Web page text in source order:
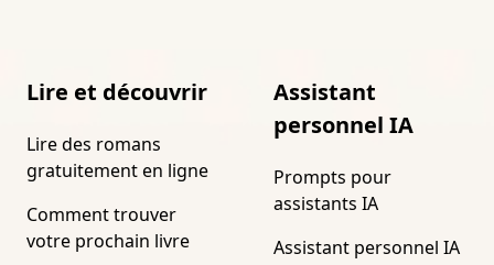
Lire et découvrir
Lire des romans
gratuitement en ligne
Comment trouver
votre prochain livre
Assistant
personnel IA
Prompts pour
assistants IA
Assistant personnel IA